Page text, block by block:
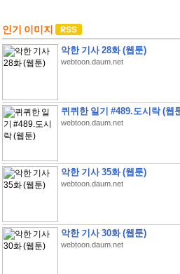
인기 이미지
악한 기사 28화 (웹툰)
webtoon.daum.net
퀴퀴한 일기 #489.도시락 (웹
webtoon.daum.net
악한 기사 35화 (웹툰)
webtoon.daum.net
악한 기사 30화 (웹툰)
webtoon.daum.net